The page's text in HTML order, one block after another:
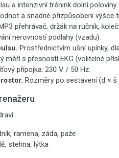
a intenzivní trénink dolní
a snadné přizpůsobení výšce
přehrávač, držák na ručník,
nerovností podlahy (vzadu).
Prostřednictvím ušní upínky,
měří s přesností EKG (volitelné
přípojka: 230 V / 50 Hz.
Rozměry po sestavení (d × š
ramena, záda, paže
stehna, lýtka